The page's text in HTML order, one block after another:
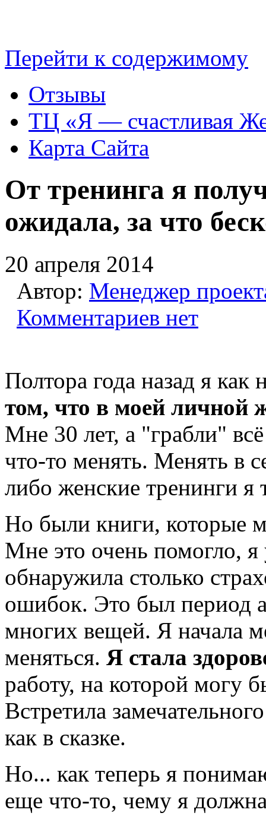
Перейти к содержимому
Отзывы
TЦ «Я — счастливая
Карта Сайта
От тренинга я
ожидала, за что
20 апреля 2014
Автор: Менеджер
Комментариев нет
Полтора года назад я как
том, что в моей личной
Мне 30 лет, а "грабли"
что-то менять. Менять в
либо женские тренинги я
Но были книги, которые
Мне это очень помогло, я
обнаружила столько
ошибок. Это был период
многих вещей. Я начала
меняться. Я стала
работу, на которой могу
Встретила
как в сказке.
Но... как теперь я
еще что-то, чему я